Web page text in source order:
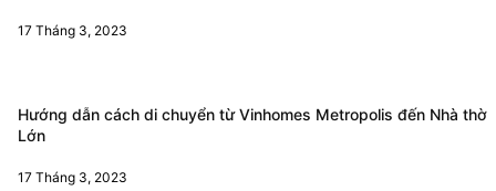
17 Tháng 3, 2023
Hướng dẫn cách di chuyển từ Vinhomes Metropolis đến Nhà thờ
Lớn
17 Tháng 3, 2023